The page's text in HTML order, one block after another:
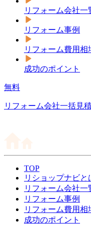
リフォーム会社一
リフォーム事例
リフォーム費用相
成功のポイント
無料
リフォーム会社一括見
TOP
リショップナビと
リフォーム会社一
リフォーム事例
リフォーム費用相
成功のポイント